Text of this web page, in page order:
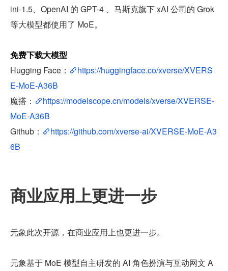
ini-1.5、OpenAI 的 GPT-4 、马斯克旗下 xAI 公司的 Grok
等大模型都使用了 MoE。
免费下载大模型
Hugging Face：
https://huggingface.co/xverse/XVERS
E-MoE-A36B
魔搭：
https://modelscope.cn/models/xverse/XVERSE-
MoE-A36B
Github：
https://github.com/xverse-ai/XVERSE-MoE-A3
6B
商业应用上更进一步
元象此次开源，在商业应用上也更进一步。
元象基于 MoE 模型自主研发的 AI 角色扮演与互动网文 A